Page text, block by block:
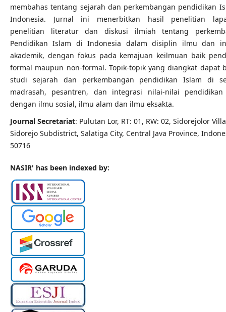
membahas tentang sejarah dan perkembangan pendidikan
Indonesia. Jurnal ini menerbitkan hasil penelitian
penelitian literatur dan diskusi ilmiah tentang
Pendidikan Islam di Indonesia dalam disiplin ilmu dan
akademik, dengan fokus pada kemajuan keilmuan baik
formal maupun non-formal. Topik-topik yang diangkat dapat
studi sejarah dan perkembangan pendidikan Islam di
madrasah, pesantren, dan integrasi nilai-nilai
dengan ilmu sosial, ilmu alam dan ilmu eksakta.
Journal Secretariat: Pulutan Lor, RT: 01, RW: 02, Sidorejolor
Sidorejo Subdistrict, Salatiga City, Central Java Province,
50716
NASIR' has been indexed by: